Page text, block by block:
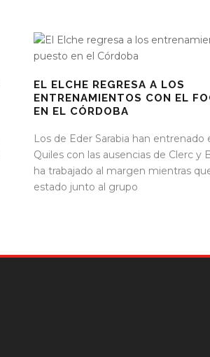
EL ELCHE REGRESA A LOS
ENTRENAMIENTOS CON EL
EN EL CÓRDOBA
Los de Eder Sarabia han entrenado
Quiles con las ausencias de Clerc y
ha trabajado al margen mientras
estado junto al grupo